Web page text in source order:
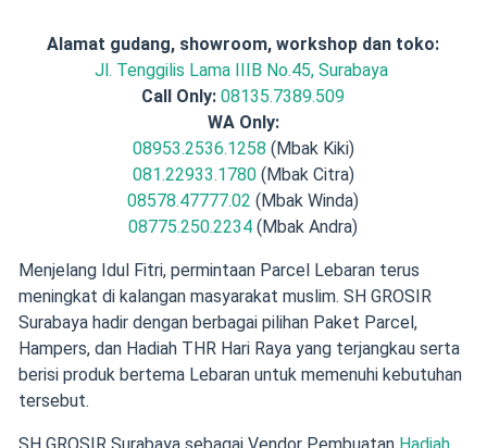
Alamat gudang, showroom, workshop dan toko:
Jl. Tenggilis Lama IIIB No.45, Surabaya
Call Only: 08135.7389.509
WA Only:
08953.2536.1258 (Mbak Kiki)
081.22933.1780(Mbak Citra)
08578.47777.02 (Mbak Winda)
08775.250.2234 (Mbak Andra)
Menjelang Idul Fitri, permintaan Parcel Lebaran terus
meningkat di kalangan masyarakat muslim. SH GROSIR
Surabaya hadir dengan berbagai pilihan Paket Parcel,
Hampers, dan Hadiah THR Hari Raya yang terjangkau serta
berisi produk bertema Lebaran untuk memenuhi kebutuhan
tersebut.